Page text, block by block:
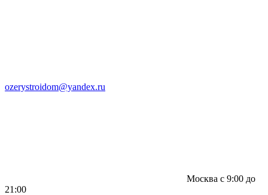
ozerystroidom@yandex.ru
Москва с 9:00 до
21:00